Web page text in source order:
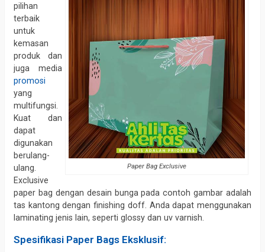
Paper Bag Exclusive
pilihan
terbaik
untuk
kemasan
produk dan
juga media
promosi
yang
multifungsi.
Kuat dan
dapat
digunakan
berulang-
ulang.
Exclusive
paper bag dengan desain bunga pada contoh gambar adalah
tas kantong dengan finishing doff. Anda dapat menggunakan
laminating jenis lain, seperti glossy dan uv varnish.
Spesifikasi Paper Bags Eksklusif: